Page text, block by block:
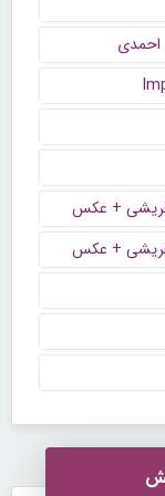
قریشی + عکس
قریشی + عکس